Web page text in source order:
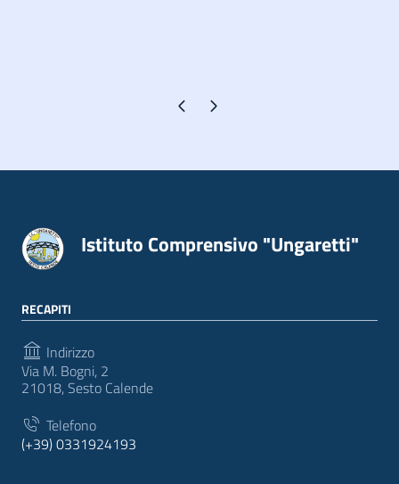
Pagina precedente
Pagina successiva
Istituto Comprensivo "Ungaretti"
RECAPITI
Indirizzo
Via M. Bogni, 2
21018, Sesto Calende
Telefono
(+39) 0331924193